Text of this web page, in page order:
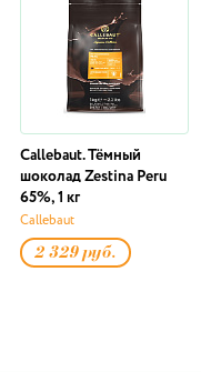
Callebaut. Тёмный
шоколад Zestina Peru
65%, 1 кг
Callebaut
2 329 руб.